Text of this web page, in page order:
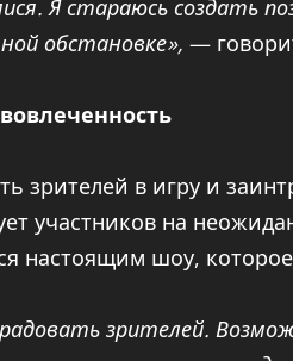
Я стараюсь создать
обстановке», —
зрителей в игру и
участников на
настоящим шоу,
зрителей.